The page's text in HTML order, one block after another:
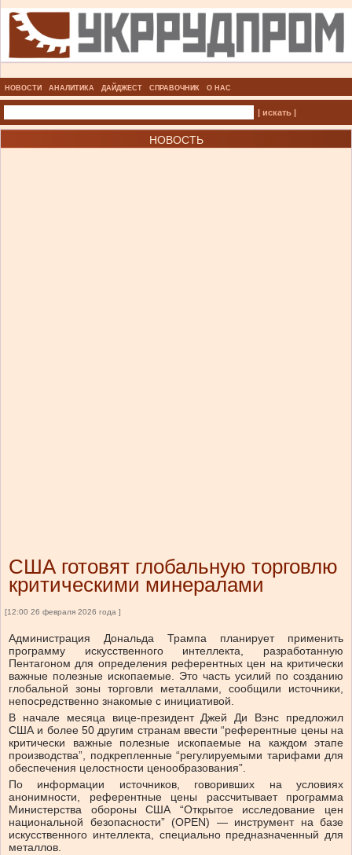
НОВОСТИ АНАЛИТИКА ДАЙДЖЕСТ СПРАВОЧНИК О НАС
| искать |
НОВОСТЬ
США готовят глобальную торговлю
критическими минералами
[12:00 26 февраля 2026 года ]
Администрация Дональда Трампа планирует применить
программу искусственного интеллекта, разработанную
Пентагоном для определения референтных цен на критически
важные полезные ископаемые. Это часть усилий по созданию
глобальной зоны торговли металлами, сообщили источники,
непосредственно знакомые с инициативой.
В начале месяца вице-президент Джей Ди Вэнс предложил
США и более 50 другим странам ввести “референтные цены на
критически важные полезные ископаемые на каждом этапе
производства”, подкрепленные “регулируемыми тарифами для
обеспечения целостности ценообразования”.
По информации источников, говоривших на условиях
анонимности, референтные цены рассчитывает программа
Министерства обороны США “Открытое исследование цен
национальной безопасности” (OPEN) — инструмент на базе
искусственного интеллекта, специально предназначенный для
металлов.